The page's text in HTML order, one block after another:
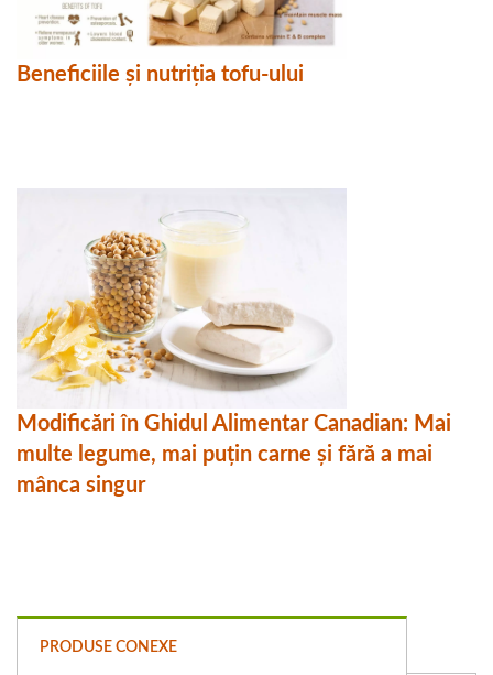
Beneficiile și nutriția tofu-ului
Modificări în Ghidul Alimentar Canadian: Mai
multe legume, mai puțin carne și fără a mai
mânca singur
PRODUSE CONEXE